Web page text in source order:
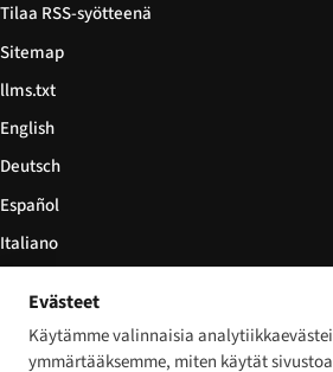
Tilaa RSS-syötteenä
Sitemap
llms.txt
English
Deutsch
Español
Italiano
Evästeet
Käytämme valinnaisia
ymmärtääksemme, miten käytät